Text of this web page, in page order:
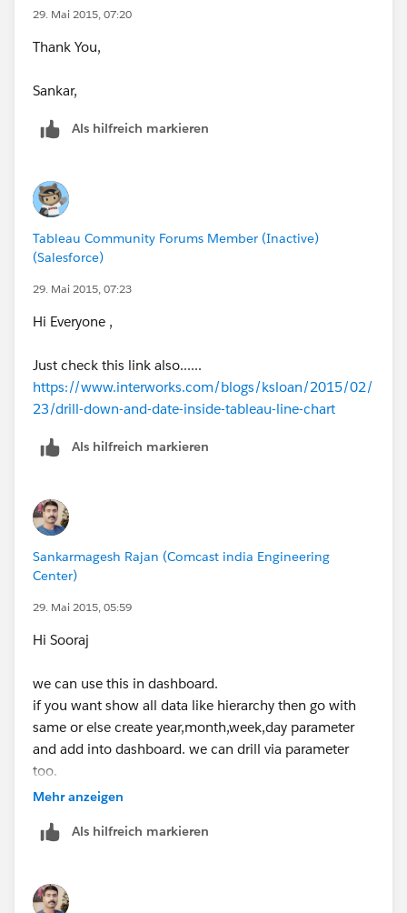
29. Mai 2015, 07:20
Thank You,
Sankar,
Als hilfreich markieren
Tableau Community Forums Member (Inactive)
(Salesforce)
29. Mai 2015, 07:23
Hi Everyone ,
Just check this link also......
https://www.interworks.com/blogs/ksloan/2015/02/
23/drill-down-and-date-inside-tableau-line-chart
Als hilfreich markieren
Sankarmagesh Rajan (Comcast india Engineering
Center)
29. Mai 2015, 05:59
Hi Sooraj
we can use this in dashboard.
if you want show all data like hierarchy then go with
same or else create year,month,week,day parameter
and add into dashboard. we can drill via parameter
too.
sankar
Mehr anzeigen
Als hilfreich markieren